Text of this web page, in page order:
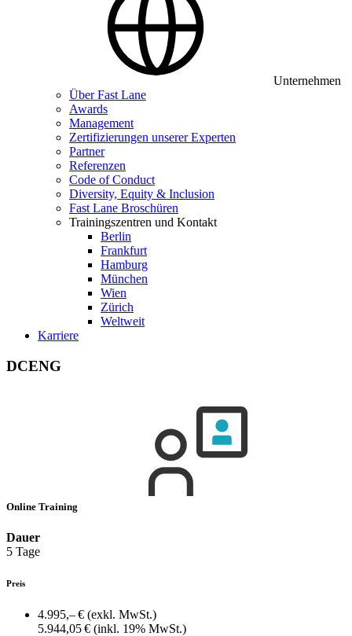
Unternehmen
Über Fast Lane
Awards
Management
Zertifizierungen unserer Experten
Partner
Referenzen
Code of Conduct
Diversity, Equity & Inclusion
Fast Lane Broschüren
Trainingszentren und Kontakt
Berlin
Frankfurt
Hamburg
München
Wien
Zürich
Weltweit
Karriere
DCENG
Online Training
Dauer
5 Tage
Preis
4.995,– € (exkl. MwSt.)
5.944,05 € (inkl. 19% MwSt.)